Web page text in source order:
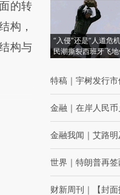
的转
构，
构与
“入侵”还是“人道危
民潮撕裂西班牙飞
特稿 ｜ 宇树发行
金融 ｜ 在岸人民
金融我闻 ｜ 艾路
世界 ｜ 特朗普再
财新周刊 ｜ 【封